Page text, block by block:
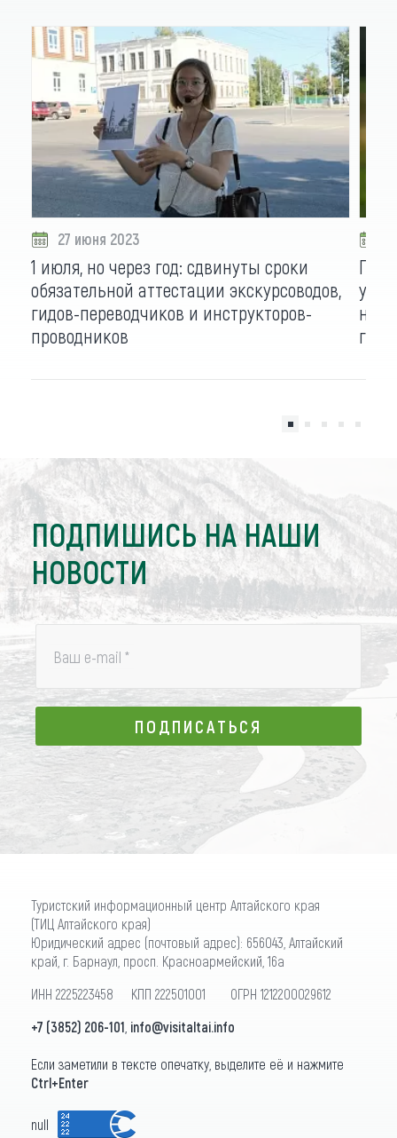
27 июня 2023
1 июля, но через год: сдвинуты сроки
обязательной аттестации экскурсоводов,
гидов-переводчиков и инструкторов-
проводников
ПОДПИШИСЬ НА НАШИ
НОВОСТИ
Ваш e-mail *
ПОДПИСАТЬСЯ
ПОДПИСАТЬСЯ
Туристский информационный центр Алтайского края
(ТИЦ Алтайского края)
Юридический адрес (почтовый адрес): 656043, Алтайский
край, г. Барнаул, просп. Красноармейский, 16а
ИНН 2225223458 КПП 222501001 ОГРН 1212200029612
+7 (3852) 206-101 info@visitaltai.info
Если заметили в тексте опечатку, выделите её и нажмите
Ctrl+Enter
null